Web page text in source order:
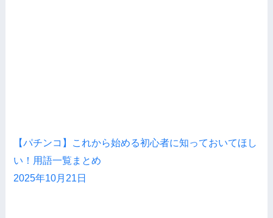
【パチンコ】これから始める初心者に知っておいてほし
い！用語一覧まとめ
2025年10月21日